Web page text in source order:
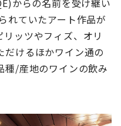
れていたアート作品が
ッツやフィズ、オリ
だけるほかワイン通の
種/産地のワインの飲み